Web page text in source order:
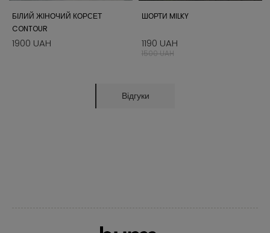
БІЛИЙ ЖІНОЧИЙ КОРСЕТ
CONTOUR
1900 UAH
ШОРТИ MILKY
1190 UAH
1500 UAH
Відгуки